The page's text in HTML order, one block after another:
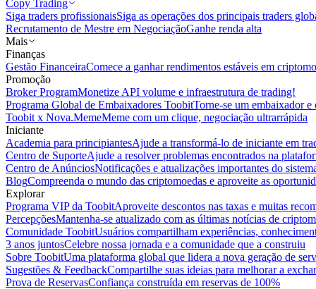
Copy Trading
Siga traders profissionaisSiga as operações dos principais traders
Recrutamento de Mestre em NegociaçãoGanhe renda alta
Mais
Finanças
Gestão FinanceiraComece a ganhar rendimentos estáveis em
Promoção
Broker ProgramMonetize API volume e infraestrutura de trading!
Programa Global de Embaixadores ToobitTorne-se um embaixador
Toobit x Nova.MemeMeme com um clique, negociação ultrarrápida
Iniciante
Academia para principiantesAjude a transformá-lo de iniciante em
Centro de SuporteAjude a resolver problemas encontrados na
Centro de AnúnciosNotificações e atualizações importantes do
BlogCompreenda o mundo das criptomoedas e aproveite as
Explorar
Programa VIP da ToobitAproveite descontos nas taxas e muitas
PercepçõesMantenha-se atualizado com as últimas notícias de
Comunidade ToobitUsuários compartilham experiências,
3 anos juntosCelebre nossa jornada e a comunidade que a construiu
Sobre ToobitUma plataforma global que lidera a nova geração de
Sugestões & FeedbackCompartilhe suas ideias para melhorar a
Prova de ReservasConfiança construída em reservas de 100%